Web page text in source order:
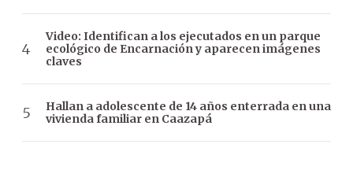
Video: Identifican a los ejecutados en un parque
ecológico de Encarnación y aparecen imágenes
claves
Hallan a adolescente de 14 años enterrada en una
vivienda familiar en Caazapá